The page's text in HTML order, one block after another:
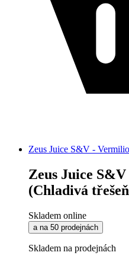
Zeus Juice S&V -
Zeus Juice
(Chladivá
Skladem online
a na 50 prodejnách
Skladem na prodejnách